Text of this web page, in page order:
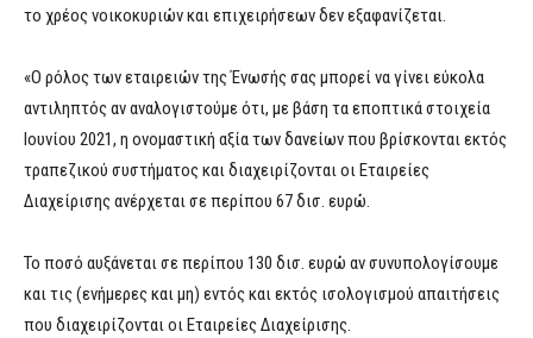
το χρέος νοικοκυριών και επιχειρήσεων δεν εξαφανίζεται.
«Ο ρόλος των εταιρειών της Ένωσής σας μπορεί να γίνει εύκολα
αντιληπτός αν αναλογιστούμε ότι, με βάση τα εποπτικά στοιχεία
Ιουνίου 2021, η ονομαστική αξία των δανείων που βρίσκονται εκτός
τραπεζικού συστήματος και διαχειρίζονται οι Εταιρείες
Διαχείρισης ανέρχεται σε περίπου 67 δισ. ευρώ.
Το ποσό αυξάνεται σε περίπου 130 δισ. ευρώ αν συνυπολογίσουμε
και τις (ενήμερες και μη) εντός και εκτός ισολογισμού απαιτήσεις
που διαχειρίζονται οι Εταιρείες Διαχείρισης.